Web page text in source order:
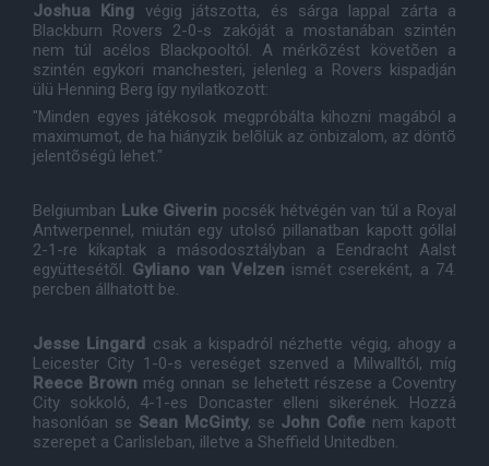
Joshua King végig játszotta, és sárga lappal zárta a
Blackburn Rovers 2-0-s zakóját a mostanában szintén
nem túl acélos Blackpooltól. A mérkõzést követõen a
szintén egykori manchesteri, jelenleg a Rovers kispadján
ülü Henning Berg így nyilatkozott:
"Minden egyes játékosok megpróbálta kihozni magából a
maximumot, de ha hiányzik belõlük az önbizalom, az döntõ
jelentõségû lehet."
Belgiumban Luke Giverin pocsék hétvégén van túl a Royal
Antwerpennel, miután egy utolsó pillanatban kapott góllal
2-1-re kikaptak a másodosztályban a Eendracht Aalst
együttesétõl. Gyliano van Velzen ismét csereként, a 74.
percben állhatott be.
Jesse Lingard csak a kispadról nézhette végig, ahogy a
Leicester City 1-0-s vereséget szenved a Milwalltól, míg
Reece Brown még onnan se lehetett részese a Coventry
City sokkoló, 4-1-es Doncaster elleni sikerének. Hozzá
hasonlóan se Sean McGinty, se John Cofie nem kapott
szerepet a Carlisleban, illetve a Sheffield Unitedben.